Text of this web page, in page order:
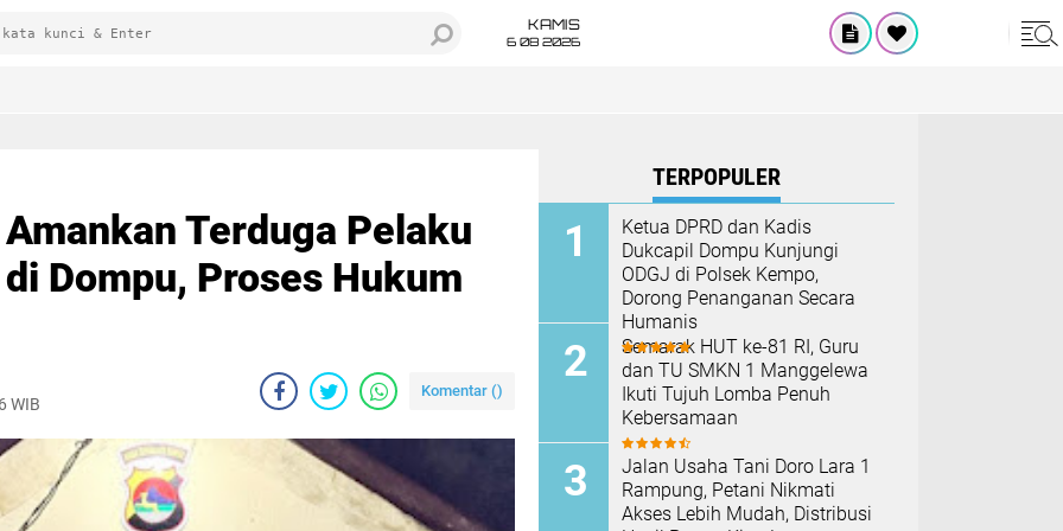
KAMIS
6 08 2026
Terduga Pelaku
Dompu, Proses Hukum
WIB
Komentar ()
TERPOPULER
Ketua DPRD dan Kadis
Dukcapil Dompu Kunjungi
ODGJ di Polsek Kempo,
Dorong Penanganan Secara
Humanis
Semarak HUT ke-81 RI, Guru
dan TU SMKN 1 Manggelewa
Ikuti Tujuh Lomba Penuh
Kebersamaan
Jalan Usaha Tani Doro Lara 1
Rampung, Petani Nikmati
Akses Lebih Mudah, Distribusi